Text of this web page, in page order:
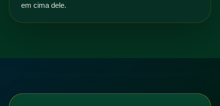
em cima dele.